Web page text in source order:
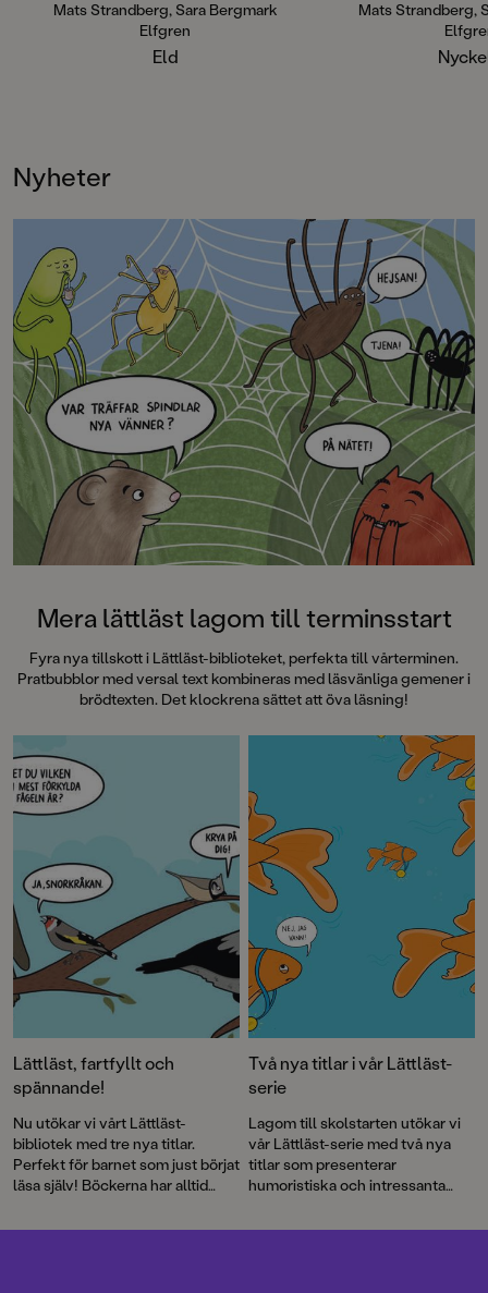
sedan starten och hittar ständigt
nya fans. Sammanlagt har böckerna
sålt i en miljon exemplar världen
Mats Strandberg, Sara Bergmark
Elfgren
Eld
Mats Strandberg,
Nyheter
Mera lättläst lagom till terminsstart
Fyra nya tillskott i Lättläst-biblioteket, perfekta till vårterminen.
Pratbubblor med versal text kombineras med läsvänliga gemener i
brödtexten. Det klockrena sättet att öva läsning!
Lättläst, fartfyllt och
spännande!
Nu utökar vi vårt Lättläst-
bibliotek med tre nya titlar.
Perfekt för barnet som just börjat
läsa själv! Böckerna har alltid
pratbubblor med versal text.
Två nya titlar i vår Lättläst-
serie
Lagom till skolstarten utökar vi
vår Lättläst-serie med två nya
titlar som presenterar
humoristiska och intressanta
för skoldeckarna Max och